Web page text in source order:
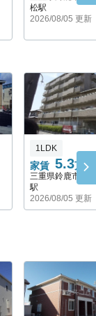
松駅
2026/08/05 更新
家賃 5.3万円
1LDK
三重県鈴鹿市／
駅
2026/08/05 更新